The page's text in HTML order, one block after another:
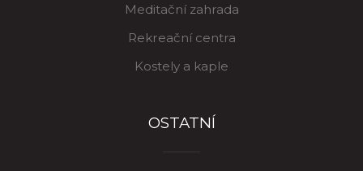
Meditační zahrada
Rekreační centra
Kostely a kaple
OSTATNÍ